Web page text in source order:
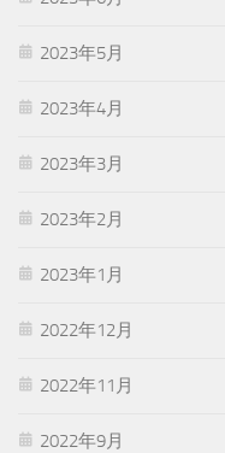
2023年5月
2023年4月
2023年3月
2023年2月
2023年1月
2022年12月
2022年11月
2022年9月